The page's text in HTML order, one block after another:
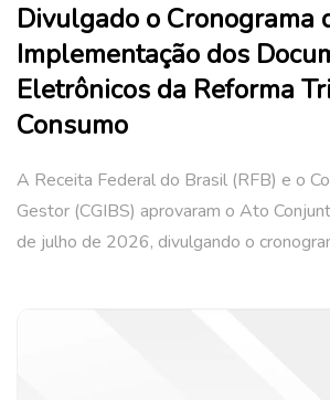
Divulgado o Cronograma
Implementação dos
Eletrônicos da Reforma
Consumo
A Receita Federal do Brasil (RFB) e o
Gestor (CGIBS) aprovaram o Ato
de julho de 2026, divulgando o